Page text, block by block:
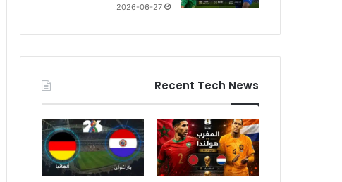
2026-06-27
Recent Tech News